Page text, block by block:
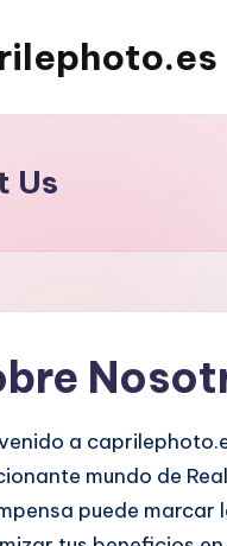
Us
a
mundo de
puede marcar